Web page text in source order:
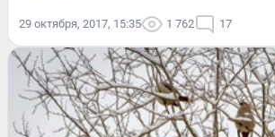
29 октября, 2017, 15:35 1 762 17